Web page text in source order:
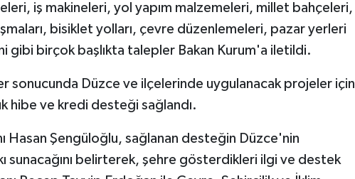
iş makineleri, yol yapım malzemeleri, millet bahçeleri,
bisiklet yolları, çevre düzenlemeleri, pazar yerleri
gibi birçok başlıkta talepler Bakan Kurum'a iletildi.
sonucunda Düzce ve ilçelerinde uygulanacak projeler için
hibe ve kredi desteği sağlandı.
Hasan Şengüloğlu, sağlanan desteğin Düzce'nin
sunacağını belirterek, şehre gösterdikleri ilgi ve destek